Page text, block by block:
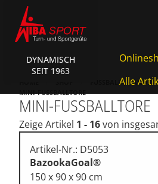
DYNAMISCH
SEIT 1963
Alle
Bälle,
FUSSBALL-,
MINI-FUSSBALLTORE
MINI-FUSSBALLTORE
Zeige Artikel 1 - 16von
Artikel-Nr.: D5053
BazookaGoal®
150 x 90 x 90 cm